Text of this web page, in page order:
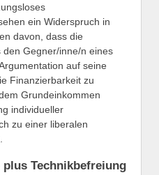
ein Widerspruch in
davon, dass die
Gegner/inne/n eines
auf seine
Finanzierbarkeit zu
Grundeinkommen
individueller
zu einer liberalen
Technikbefreiung